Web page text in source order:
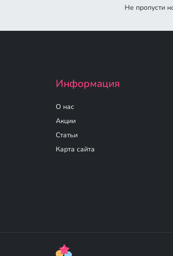
Не пропусти
Информация
О нас
Акции
Статьи
Карта сайта